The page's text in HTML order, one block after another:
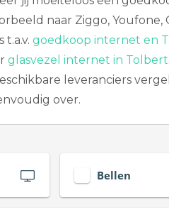
naar Ziggo, Youfone,
goedkoop internet en
glasvezel internet in Tolbert
leveranciers
over.
Bellen